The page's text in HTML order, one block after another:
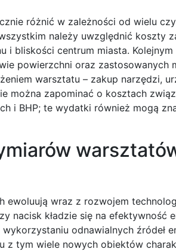
różnić w zależności od wielu
należy uwzględnić koszty
i bliskości centrum miasta.
powierzchni oraz zastosowanych
warsztatu – zakup narzędzi,
można zapominać o kosztach
i BHP; te wydatki również mogą
wraz z rozwojem
nacisk kładzie się na efektywność
odnawialnych źródeł
z tym wiele nowych obiektów